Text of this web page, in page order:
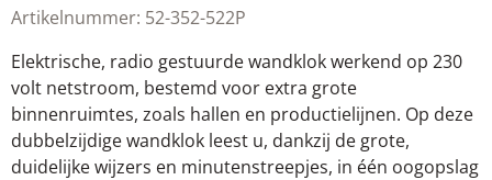
Artikelnummer: 52-352-522P
Elektrische, radio gestuurde wandklok werkend op 230
volt netstroom, bestemd voor extra grote
binnenruimtes, zoals hallen en productielijnen. Op deze
dubbelzijdige wandklok leest u, dankzij de grote,
duidelijke wijzers en minutenstreepjes, in één oogopslag